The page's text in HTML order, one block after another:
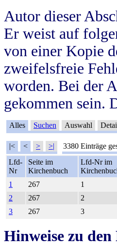
Autor dieser
Er weist auf
von einer Kopie
zweifelsfreie
worden. Bei der
gekommen sein.
Alles Suchen Auswahl
|< < > >| 3380 Einträge
Lfd-
Nr
Seite im
Kirchenbuch
Lfd-Nr im
1
267 1
2
267 2
3
267 3
Hinweise zu